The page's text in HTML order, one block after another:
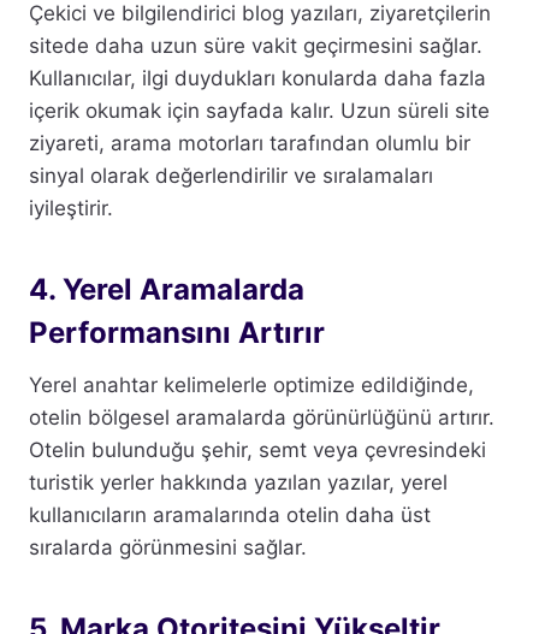
Çekici ve bilgilendirici blog yazıları, ziyaretçilerin
sitede daha uzun süre vakit geçirmesini sağlar.
Kullanıcılar, ilgi duydukları konularda daha fazla
içerik okumak için sayfada kalır. Uzun süreli site
ziyareti, arama motorları tarafından olumlu bir
sinyal olarak değerlendirilir ve sıralamaları
iyileştirir.
4. Yerel Aramalarda
Performansını Artırır
Yerel anahtar kelimelerle optimize edildiğinde,
otelin bölgesel aramalarda görünürlüğünü artırır.
Otelin bulunduğu şehir, semt veya çevresindeki
turistik yerler hakkında yazılan yazılar, yerel
kullanıcıların aramalarında otelin daha üst
sıralarda görünmesini sağlar.